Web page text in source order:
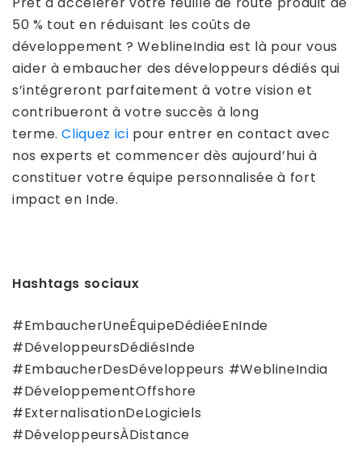
50 % tout en réduisant les coûts de
développement ? WeblineIndia est là pour vous
aider à embaucher des développeurs dédiés qui
s’intégreront parfaitement à votre vision et
contribueront à votre succès à long
terme.Cliquez ici pour entrer en contact avec
nos experts et commencer dès aujourd’hui à
constituer votre équipe personnalisée à fort
impact en Inde.
Hashtags sociaux
#EmbaucherUneÉquipeDédiéeEnInde
#DéveloppeursDédiésInde
#EmbaucherDesDéveloppeurs #WeblineIndia
#DéveloppementOffshore
#ExternalisationDeLogiciels
#DéveloppeursÀDistance